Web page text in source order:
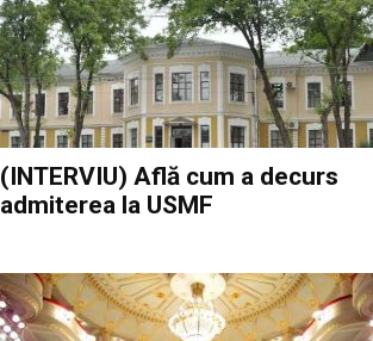
(INTERVIU) Află cum a decurs
admiterea la USMF